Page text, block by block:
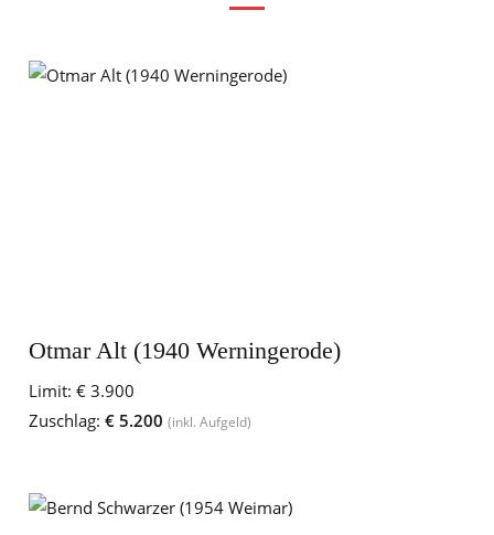
Otmar Alt (1940 Werningerode)
Limit: € 3.900
Zuschlag: € 5.200 (inkl. Aufgeld)